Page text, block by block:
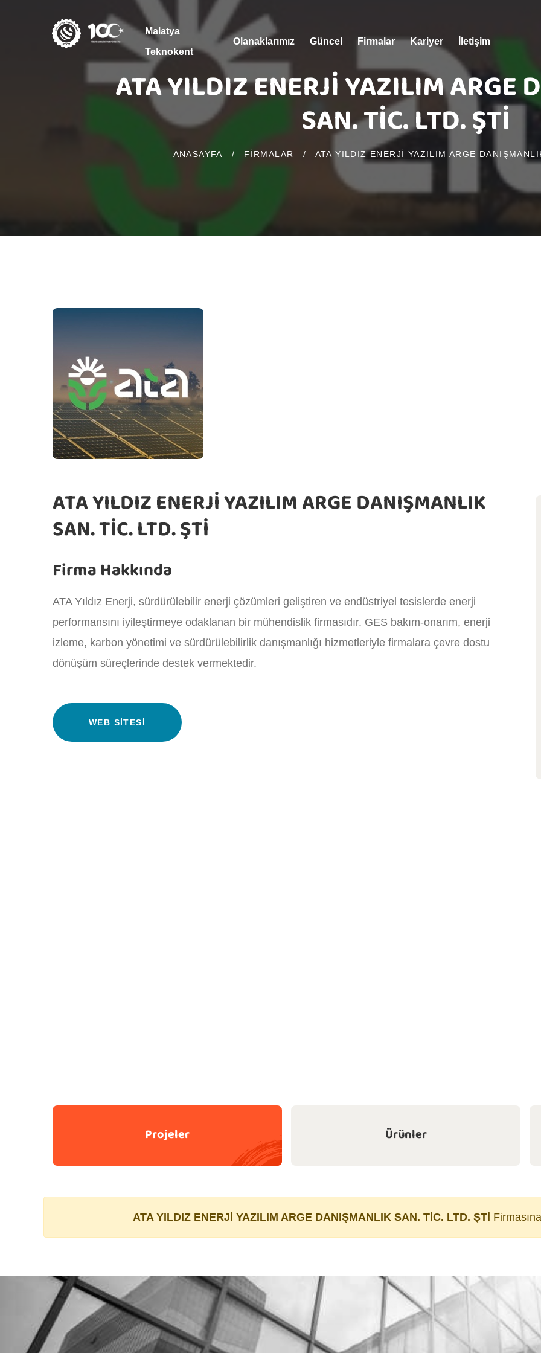
Malatya
Teknokent
Olanaklarımız Güncel Firmalar Kariyer İletişim
ATA YILDIZ ENERJİ YAZILIM ARGE
SAN. TİC. LTD. ŞTİ
ANASAYFA / FIRMALAR / ATA YILDIZ ENERJİ YAZILIM ARGE
ATA YILDIZ ENERJİ YAZILIM ARGE DANIŞMANLIK
SAN. TİC. LTD. ŞTİ
Firma Hakkında
ATA Yıldız Enerji, sürdürülebilir enerji çözümleri geliştiren ve endüstriyel tesislerde enerji
performansını iyileştirmeye odaklanan bir mühendislik firmasıdır. GES bakım-onarım, enerji
izleme, karbon yönetimi ve sürdürülebilirlik danışmanlığı hizmetleriyle firmalara çevre dostu
dönüşüm süreçlerinde destek vermektedir.
WEB SITESI
Projeler Ürünler
ATA YILDIZ ENERJİ YAZILIM ARGE DANIŞMANLIK SAN. TİC. LTD. ŞTİ